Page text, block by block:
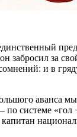
забросил за
и в
аванса
системе «гол